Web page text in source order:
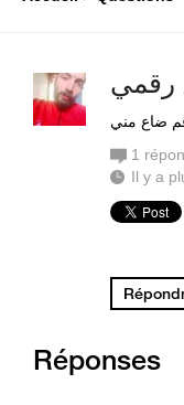
رقمي
ضاع مني
1
Il y a
Réponses